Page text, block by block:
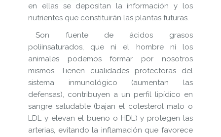
en ellas se depositan la información y los
nutrientes que constituirán las plantas futuras.
Son fuente de ácidos grasos
poliinsaturados, que ni el hombre ni los
animales podemos formar por nosotros
mismos. Tienen cualidades protectoras del
sistema inmunológico (aumentan las
defensas), contribuyen a un perfil lipídico en
sangre saludable (bajan el colesterol malo o
LDL y elevan el bueno o HDL) y protegen las
arterias, evitando la inflamación que favorece